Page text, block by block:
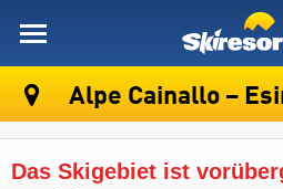
Alpe Cainallo –
Das Skigebiet ist